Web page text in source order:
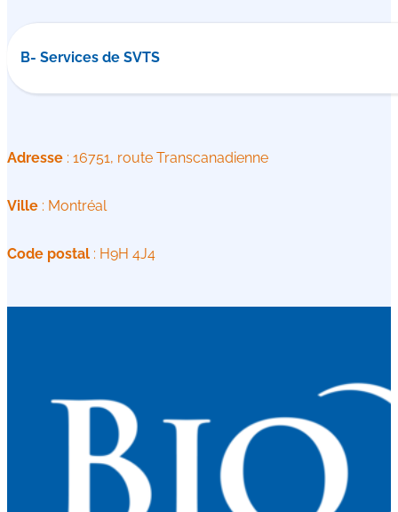
B- Services de SVTS
Adresse : 16751, route Transcanadienne
Ville : Montréal
Code postal : H9H 4J4